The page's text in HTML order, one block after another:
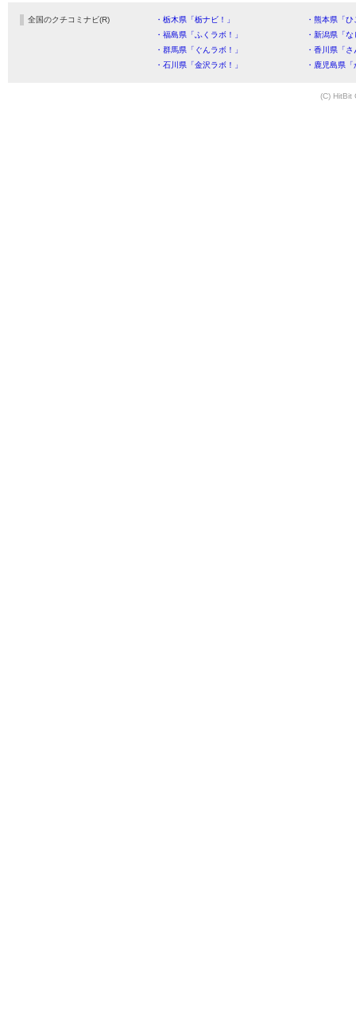
全国のクチコミナビ(R) ・栃木県「栃ナビ！」
・熊本県「
・福島県「ふくラボ！」
・新潟県「
・群馬県「ぐんラボ！」
・香川県「
・石川県「金沢ラボ！」
・鹿児島県
(C) HitBit